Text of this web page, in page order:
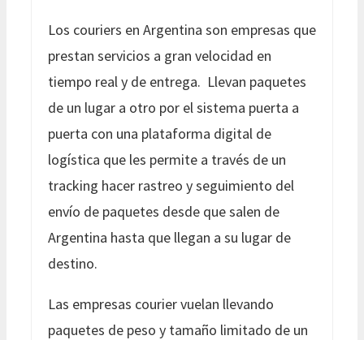
Los couriers en Argentina son empresas que
prestan servicios a gran velocidad en
tiempo real y de entrega. Llevan paquetes
de un lugar a otro por el sistema puerta a
puerta con una plataforma digital de
logística que les permite a través de un
tracking hacer rastreo y seguimiento del
envío de paquetes desde que salen de
Argentina hasta que llegan a su lugar de
destino.
Las empresas courier vuelan llevando
paquetes de peso y tamaño limitado de un